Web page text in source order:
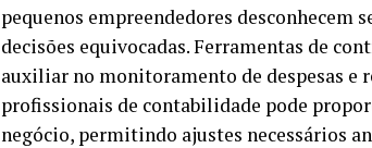
pequenos empreendedores desconhecem
decisões equivocadas. Ferramentas de
auxiliar no monitoramento de despesas e
profissionais de contabilidade pode
negócio, permitindo ajustes necessários